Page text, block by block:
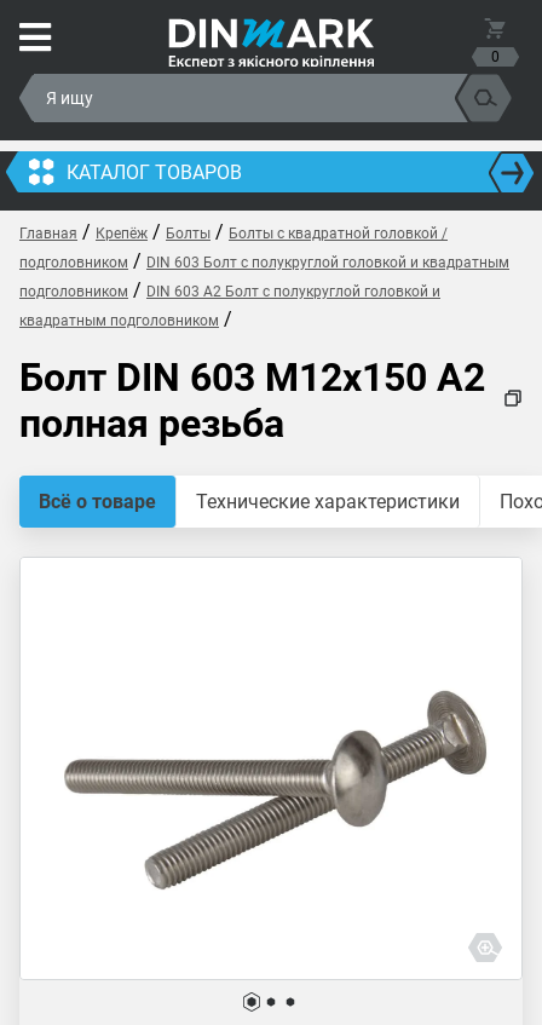
0
КАТАЛОГ ТОВАРОВ
Главная / Крепёж / Болты / Болты с квадратной головкой /
подголовником / DIN 603 Болт с полукруглой головкой и квадратным
подголовником / DIN 603 A2 Болт с полукруглой головкой и
квадратным подголовником /
Болт DIN 603 M12x150 A2
полная резьба
Всё о товаре Технические характеристики